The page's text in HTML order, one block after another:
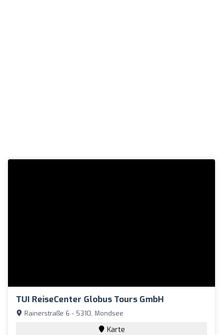
TUI ReiseCenter Globus Tours GmbH
Rainerstraße 6 - 5310, Mondsee
Karte